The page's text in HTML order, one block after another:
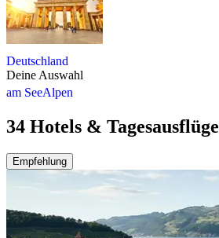
Deutschland
Deine Auswahl
am SeeAlpen
34 Hotels & Tagesausflüge
Empfehlung